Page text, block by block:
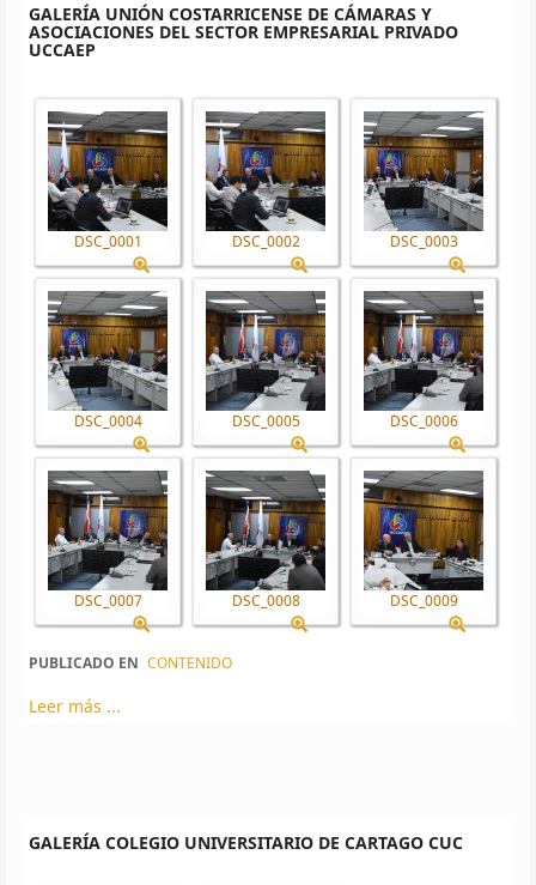
GALERÍA UNIÓN COSTARRICENSE DE CÁMARAS Y
ASOCIACIONES DEL SECTOR EMPRESARIAL PRIVADO
UCCAEP
DSC_0001 DSC_0002 DSC_0003
DSC_0004 DSC_0005 DSC_0006
DSC_0007 DSC_0008 DSC_0009
PUBLICADO EN CONTENIDO
Leer más ...
GALERÍA COLEGIO UNIVERSITARIO DE CARTAGO CUC